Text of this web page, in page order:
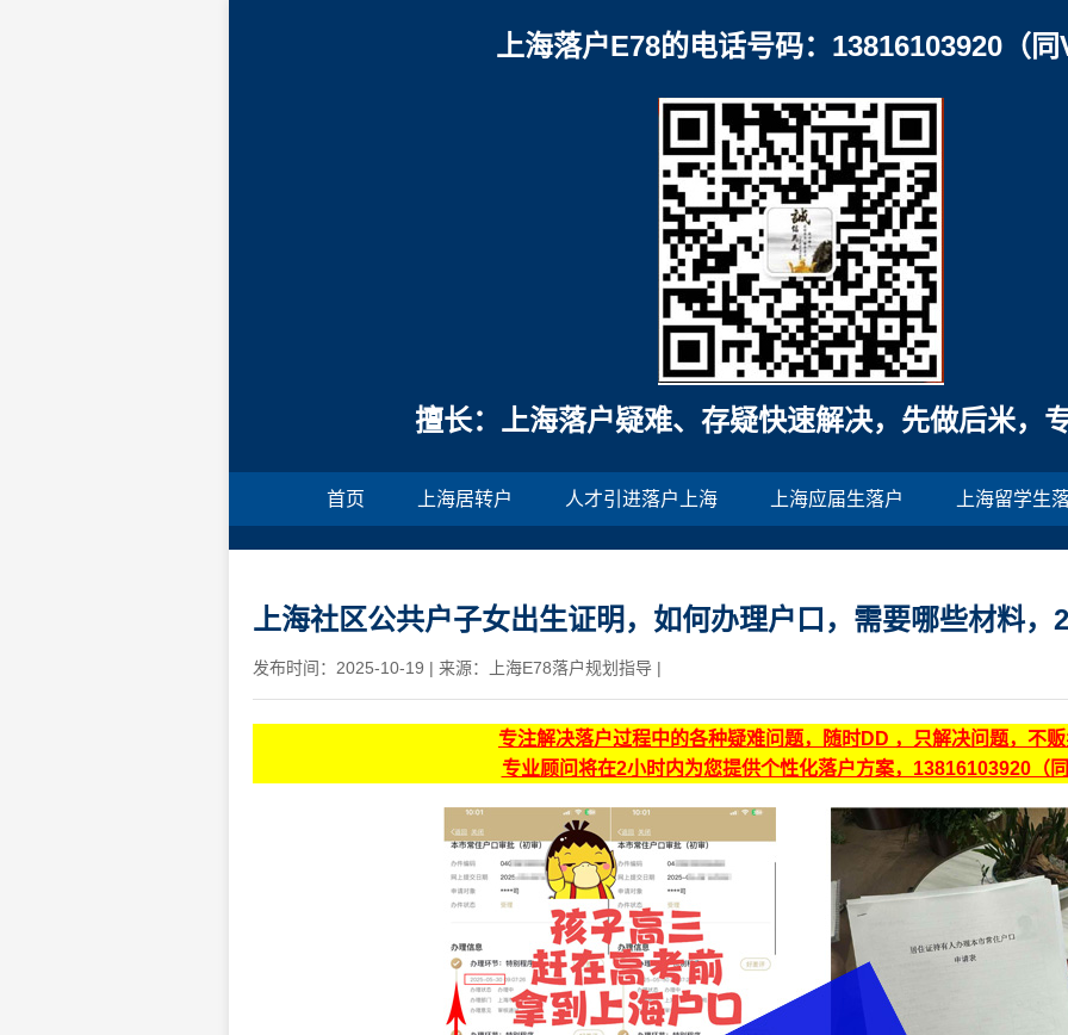
上海落户E78的电话号码：13816103920（同
擅长：上海落户疑难、存疑快速解决，先做后米，
首页 上海居转户 人才引进落户上海 上海应届生落户 上海留学生
上海社区公共户子女出生证明，如何办理户口，需要哪些材料，
发布时间：2025-10-19 | 来源：上海E78落户规划指导 |
专注解决落户过程中的各种疑难问题，随时DD ，只解决问题，不
专业顾问将在2小时内为您提供个性化落户方案，13816103920（